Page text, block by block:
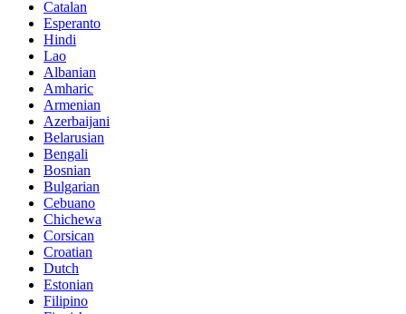
Catalan
Esperanto
Hindi
Lao
Albanian
Amharic
Armenian
Azerbaijani
Belarusian
Bengali
Bosnian
Bulgarian
Cebuano
Chichewa
Corsican
Croatian
Dutch
Estonian
Filipino